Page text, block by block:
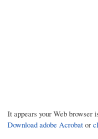
It appears your Web browser
Download adobe Acrobat or